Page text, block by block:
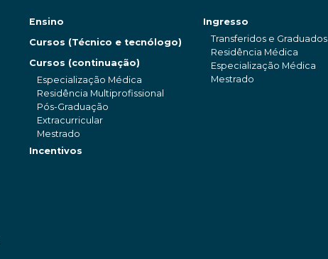
Ensino
Cursos (Técnico e tecnólogo)
Cursos (continuação)
Especialização Médica
Residência Multiprofissional
Pós-Graduação
Extracurricular
Mestrado
Incentivos
Ingresso
Transferidos e Graduados
Residência Médica
Especialização Médica
Mestrado